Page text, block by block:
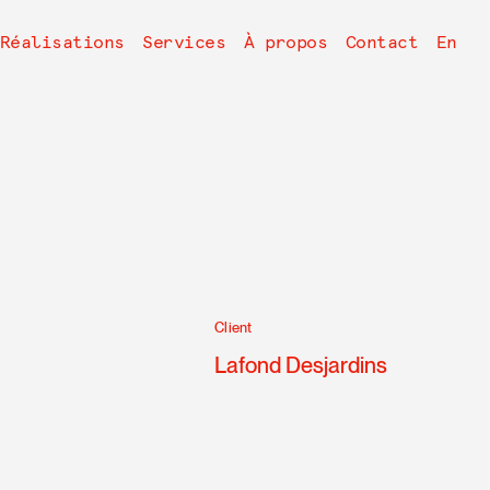
Réalisations Services À propos Contact En
Client
Lafond Desjardins